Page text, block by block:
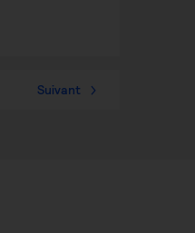
Suivant